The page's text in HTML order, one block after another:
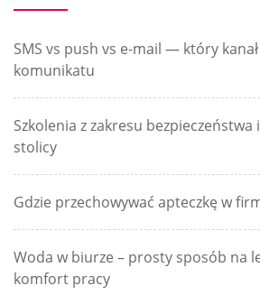
SMS vs push vs e-mail — który
komunikatu
Szkolenia z zakresu
stolicy
Gdzie przechowywać apteczkę w
Woda w biurze – prosty sposób na
komfort pracy